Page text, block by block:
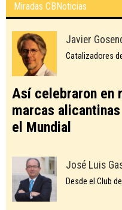
Miradas CBNoticias
Javier
Catalizadores
Así celebraron en
marcas
el Mundial
José Luis
Desde el Club